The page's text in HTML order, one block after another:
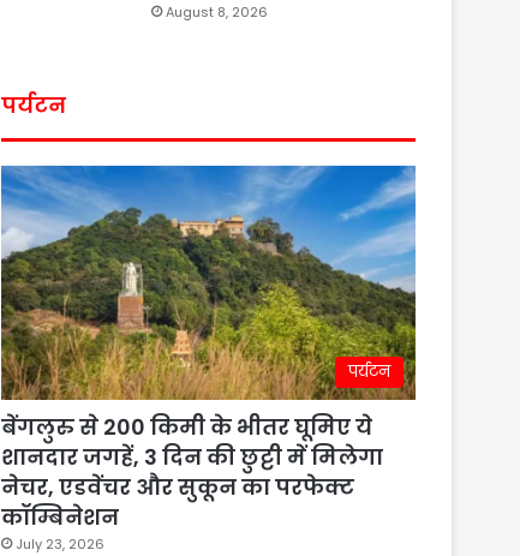
August 8, 2026
पर्यटन
पर्यटन
बेंगलुरु से 200 किमी के भीतर घूमिए ये
शानदार जगहें, 3 दिन की छुट्टी में मिलेगा
नेचर, एडवेंचर और सुकून का परफेक्ट
कॉम्बिनेशन
July 23, 2026